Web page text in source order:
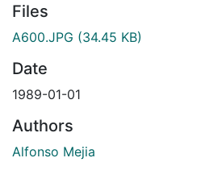
Files
A600.JPG (34.45 KB)
Date
1989-01-01
Authors
Alfonso Mejia